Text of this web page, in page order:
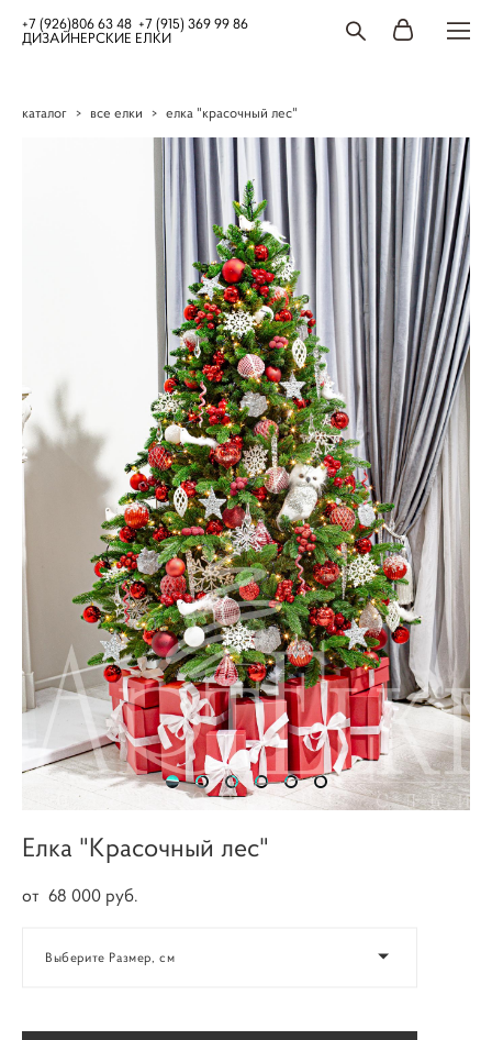
+7 (926)806 63 48 +7 (915) 369 99 86
ДИЗАЙНЕРСКИЕ ЕЛКИ
каталог > все елки > елка "красочный лес"
Елка "Красочный лес"
от 68 000 pуб.
Выберите Размер, см